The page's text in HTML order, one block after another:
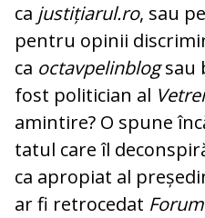
ca justițiarul.ro, sau
pentru opinii
ca octavpelinblogsau
fost politician al
amintire? O spune
tatul care îl
ca apropiat al
ar fi re­trocedat